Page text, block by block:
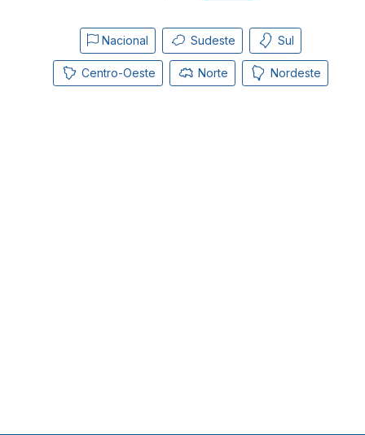
Nacional Sudeste Sul
Centro-Oeste Norte Nordeste